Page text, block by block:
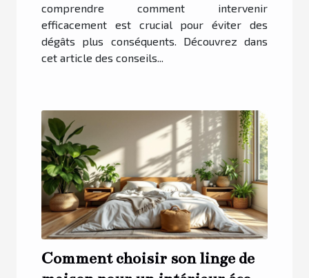
comprendre comment intervenir
efficacement est crucial pour éviter des
dégâts plus conséquents. Découvrez dans
cet article des conseils...
Comment choisir son linge de